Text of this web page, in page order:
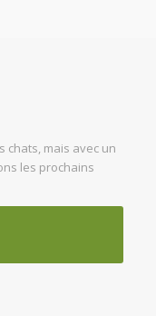
chats, mais avec un
les prochains